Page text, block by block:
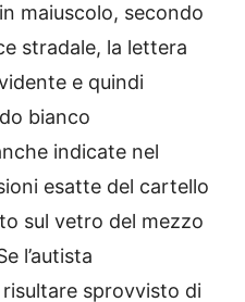
maiuscolo, secondo
stradale, la lettera
e quindi
bianco
indicate nel
esatte del cartello
sul vetro del mezzo
l’autista
sprovvisto di